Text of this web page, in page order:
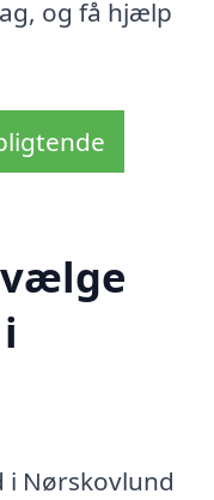
og få hjælp
Nørskovlund